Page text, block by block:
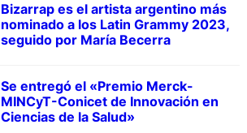
Bizarrap es el artista argentino más
nominado a los Latin Grammy 2023,
seguido por María Becerra
Se entregó el «Premio Merck-
MINCyT-Conicet de Innovación en
Ciencias de la Salud»